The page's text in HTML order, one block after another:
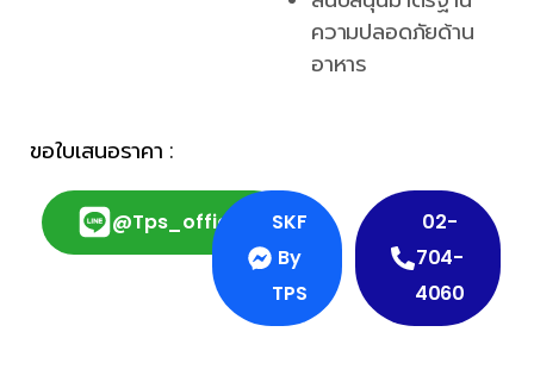
ความปลอดภัยด้าน
อาหาร
ขอใบเสนอราคา :
@tps_official
SKF
By
TPS
02-
704-
4060